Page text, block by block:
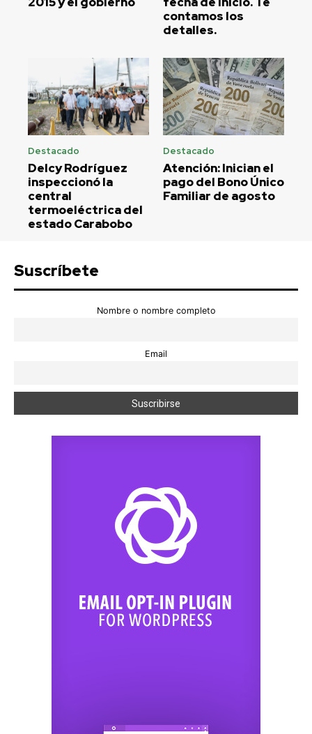
contamos los
detalles.
Destacado
Delcy Rodríguez
inspeccionó la
central
termoeléctrica del
estado Carabobo
Destacado
Atención: Inician el
pago del Bono Único
Familiar de agosto
Suscríbete
Nombre o nombre completo
Email